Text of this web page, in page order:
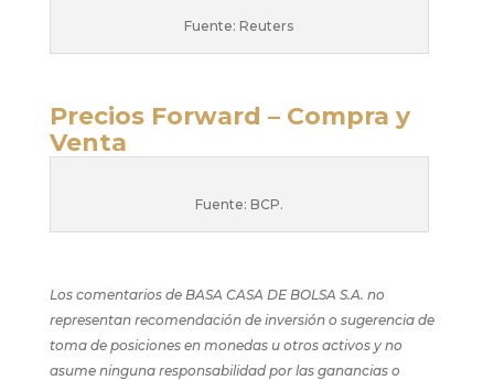
Fuente: Reuters​
Precios Forward – Compra y
Venta
Fuente: BCP.
Los comentarios de BASA CASA DE BOLSA S.A. no
representan recomendación de inversión o sugerencia de
toma de posiciones en monedas u otros activos y no
asume ninguna responsabilidad por las ganancias o